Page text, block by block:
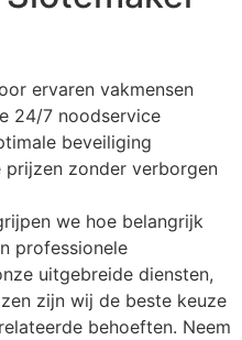
ervaren vakmensen
24/7 noodservice
beveiliging
prijzen zonder verborgen
we hoe belangrijk
professionele
uitgebreide diensten,
zijn wij de beste keuze
behoeften. Neem